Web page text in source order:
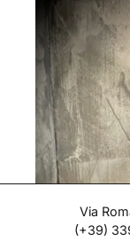
Via
(+39)